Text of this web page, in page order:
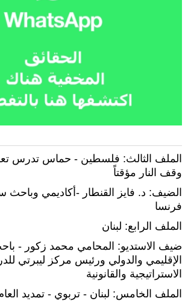
الملف الثالث: فلسطين - حماس تدرس
وقف النار مؤقتاً
الضيف: د. فايز القنطار -أكاديمي
فرنسا
الملف الرابع: لبنان
ضيف الاستديو: المحامي محمد زكور -
الإقليمي والدولي ورئيس مركز ليبرتي
الاستراتيجية والقانونية
الملف الخامس: لبنان - تربوي - تمديد